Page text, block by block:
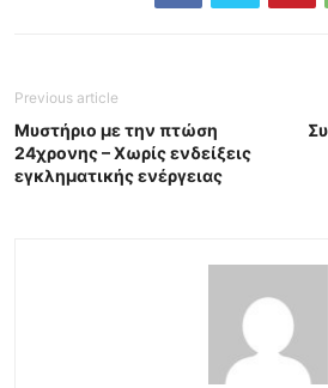
Previous article
Μυστήριο με την πτώση
24χρονης – Χωρίς ενδείξεις
εγκληματικής ενέργειας